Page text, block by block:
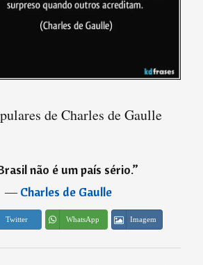
de Charles de Gaulle
não é um país sério.”
―Charles de Gaulle
Twitter WhatsApp Imagem